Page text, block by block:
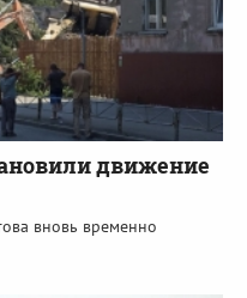
движение
вновь временно